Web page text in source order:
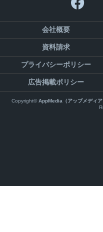
会社概要
資料請求
プライバシーポリシー
広告掲載ポリシー
Copyright©AppMedia（アップメディ